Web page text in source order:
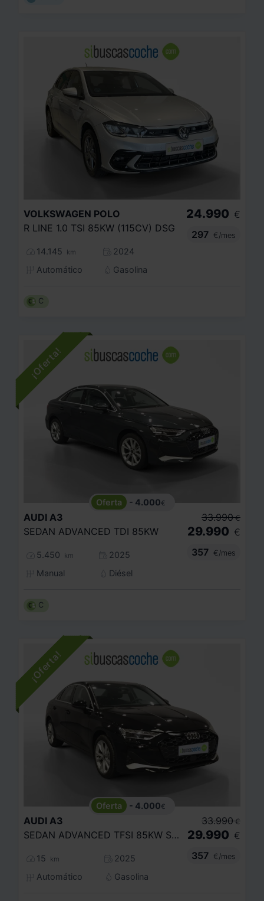
VOLKSWAGEN POLO
R LINE 1.0 TSI 85KW (115CV) DSG
14.145 km
2024
Automático
Gasolina
24.990 €
297
€/mes
C
- 4.000€
AUDI A3
SEDAN ADVANCED TDI 85KW
5.450 km
2025
Manual
Diésel
33.990 €
29.990 €
357
€/mes
C
- 4.000€
AUDI A3
SEDAN ADVANCED TFSI 85KW S TRONIC
15 km
2025
Automático
Gasolina
33.990 €
29.990 €
357
€/mes